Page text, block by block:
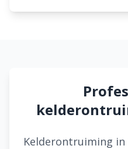
Kelderontruiming